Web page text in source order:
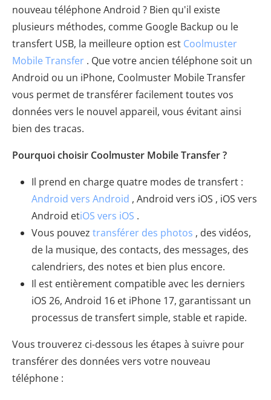
nouveau téléphone Android ? Bien qu'il existe
plusieurs méthodes, comme Google Backup ou le
transfert USB, la meilleure option est Coolmuster
Mobile Transfer . Que votre ancien téléphone soit un
Android ou un iPhone, Coolmuster Mobile Transfer
vous permet de transférer facilement toutes vos
données vers le nouvel appareil, vous évitant ainsi
bien des tracas.
Pourquoi choisir Coolmuster Mobile Transfer ?
Il prend en charge quatre modes de transfert :
Android vers Android , Android vers iOS , iOS vers
Android etiOS vers iOS .
Vous pouvez transférer des photos , des vidéos,
de la musique, des contacts, des messages, des
calendriers, des notes et bien plus encore.
Il est entièrement compatible avec les derniers
iOS 26, Android 16 et iPhone 17, garantissant un
processus de transfert simple, stable et rapide.
Vous trouverez ci-dessous les étapes à suivre pour
transférer des données vers votre nouveau
téléphone :